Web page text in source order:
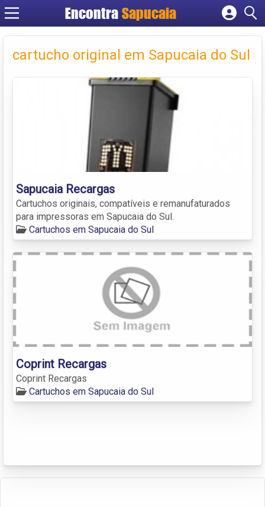
Encontra
Cadastrar empresa
Criar conta
cartucho original em Sapucaia do Sul
Sapucaia Recargas
Cartuchos originais, compatíveis e remanufaturados
para impressoras em Sapucaia do Sul.
Cartuchos em Sapucaia do Sul
Coprint Recargas
Coprint Recargas
Cartuchos em Sapucaia do Sul